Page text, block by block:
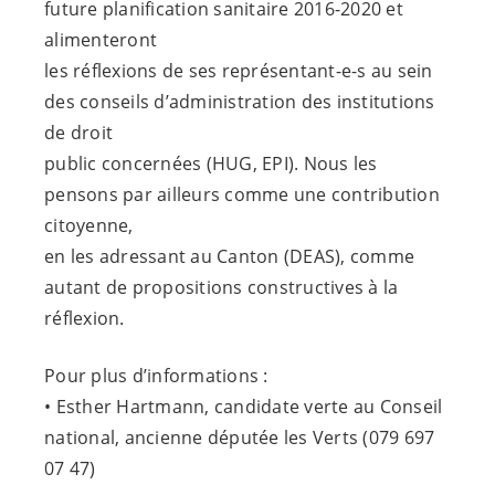
future planification sanitaire 2016-2020 et
alimenteront
les réflexions de ses représentant-e-s au sein
des conseils d’administration des institutions
de droit
public concernées (HUG, EPI). Nous les
pensons par ailleurs comme une contribution
citoyenne,
en les adressant au Canton (DEAS), comme
autant de propositions constructives à la
réflexion.
Pour plus d’informations :
• Esther Hartmann, candidate verte au Conseil
national, ancienne députée les Verts (079 697
07 47)